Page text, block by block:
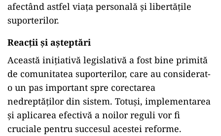
afectând astfel viața personală și libertățile
suporterilor.
Reacții și așteptări
Această inițiativă legislativă a fost bine primită
de comunitatea suporterilor, care au considerat-
o un pas important spre corectarea
nedreptăților din sistem. Totuși, implementarea
și aplicarea efectivă a noilor reguli vor fi
cruciale pentru succesul acestei reforme.